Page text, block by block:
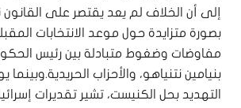
إلى أن الخلاف لم يعد يقتصر على القانون
بصورة متزايدة حول موعد الانتخابات
مفاوضات وضغوط متبادلة بين رئيس
بنيامين نتنياهو، والأحزاب الحريدية.وبينما
التهديد بحل الكنيست، تشير تقديرات